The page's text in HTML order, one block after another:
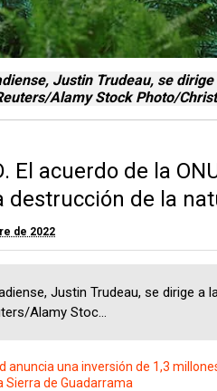
Justin Trudeau, se
Alamy Stock Photo/
El acuerdo de la
destrucción de la
de 2022
Justin Trudeau, se dirige a
Alamy Stoc...
anuncia una inversión de 1,3
Sierra de Guadarrama